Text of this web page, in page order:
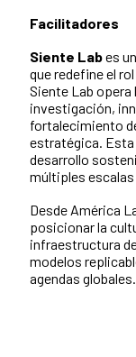
Facilitadores
Siente Labes
que redefine el
Siente Lab opera
investigación,
fortalecimiento
estratégica.
desarrollo
múltiples
Desde América
posicionar la
infraestructura
modelos
agendas globales.